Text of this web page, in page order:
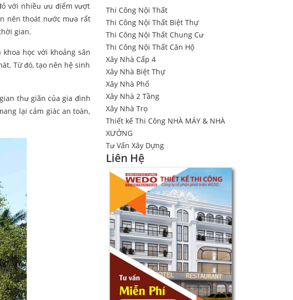
với nhiều ưu điểm vượt
nên thoát nước mưa rất
gian.
học với khoảng sân
Từ đó, tạo nên hệ sinh
thư giãn của gia đình
lại cảm giác an toàn,
Thi Công Nội Thất
Thi Công Nội Thất Biệt Thự
Thi Công Nội Thất Chung Cư
Thi Công Nội Thất Căn Hộ
Xây Nhà Cấp 4
Xây Nhà Biệt Thự
Xây Nhà Phố
Xây Nhà 2 Tầng
Xây Nhà Trọ
Thiết kế Thi Công NHÀ MÁY & NHÀ
XƯỞNG
Tư Vấn Xây Dựng
Liên Hệ